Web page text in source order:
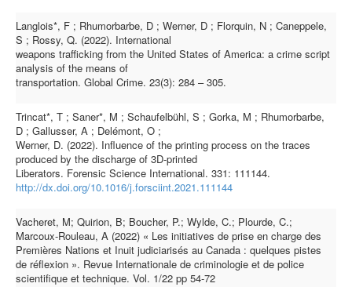
Langlois*, F ; Rhumorbarbe, D ; Werner, D ; Florquin, N ; Caneppele,
S ; Rossy, Q. (2022). International
weapons trafficking from the United States of America: a crime script
analysis of the means of
transportation. Global Crime. 23(3): 284 – 305.
Trincat*, T ; Saner*, M ; Schaufelbühl, S ; Gorka, M ; Rhumorbarbe,
D ; Gallusser, A ; Delémont, O ;
Werner, D. (2022). Influence of the printing process on the traces
produced by the discharge of 3D-printed
Liberators. Forensic Science International. 331: 111144.
http://dx.doi.org/10.1016/j.forsciint.2021.111144
Vacheret, M; Quirion, B; Boucher, P.; Wylde, C.; Plourde, C.;
Marcoux-Rouleau, A (2022) « Les initiatives de prise en charge des
Premières Nations et Inuit judiciarisés au Canada : quelques pistes
de réflexion ». Revue Internationale de criminologie et de police
scientifique et technique. Vol. 1/22 pp 54-72